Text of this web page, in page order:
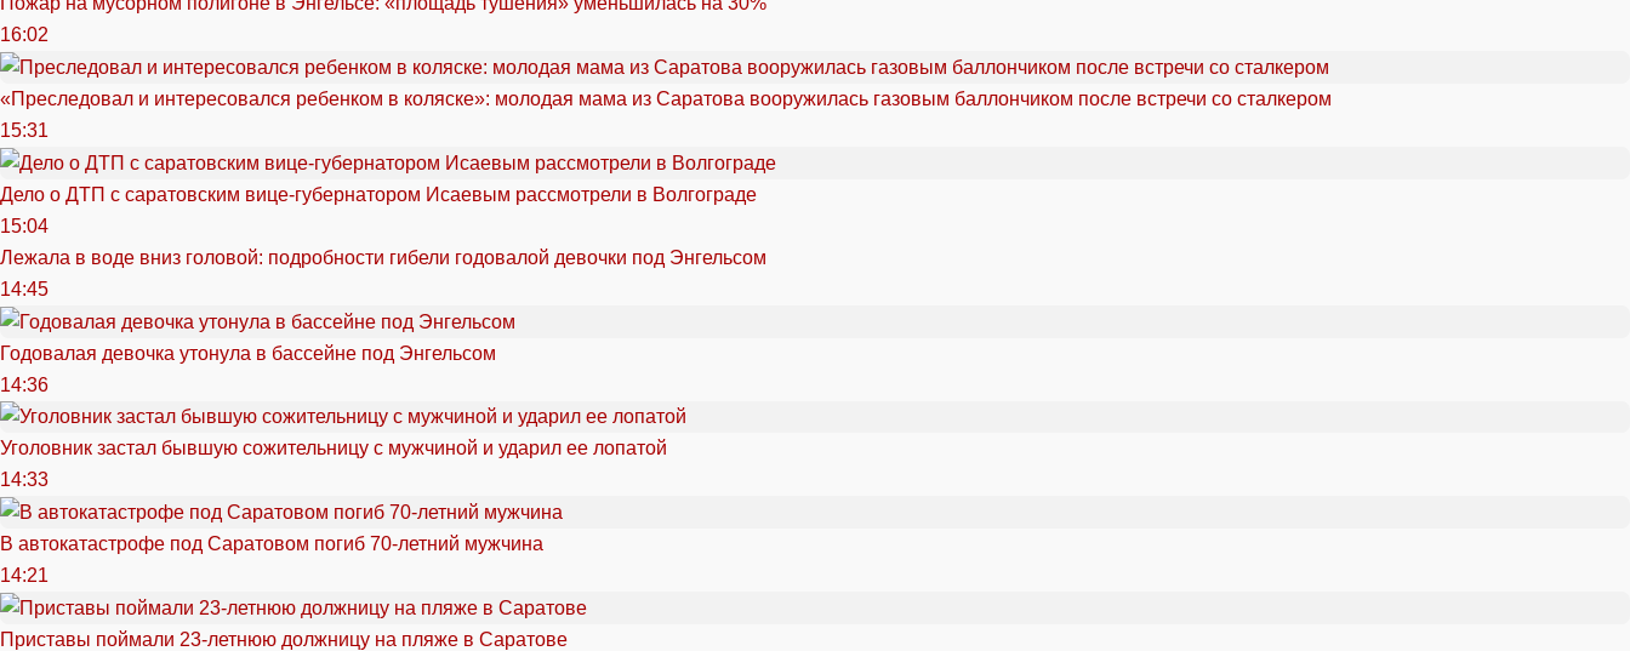
16:02
«Преследовал и интересовался ребенком в коляске»: молодая мама из Саратова вооружилась газовым баллончиком после встречи со сталкером
15:31
Дело о ДТП с саратовским вице-губернатором Исаевым рассмотрели в Волгограде
15:04
Лежала в воде вниз головой: подробности гибели годовалой девочки под Энгельсом
14:45
Годовалая девочка утонула в бассейне под Энгельсом
14:36
Уголовник застал бывшую сожительницу с мужчиной и ударил ее лопатой
14:33
В автокатастрофе под Саратовом погиб 70-летний мужчина
14:21
Приставы поймали 23-летнюю должницу на пляже в Саратове